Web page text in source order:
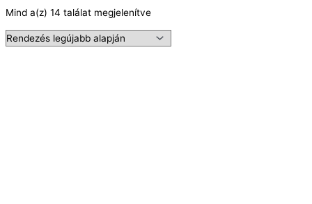
Mind a(z) 14 találat megjelenítve